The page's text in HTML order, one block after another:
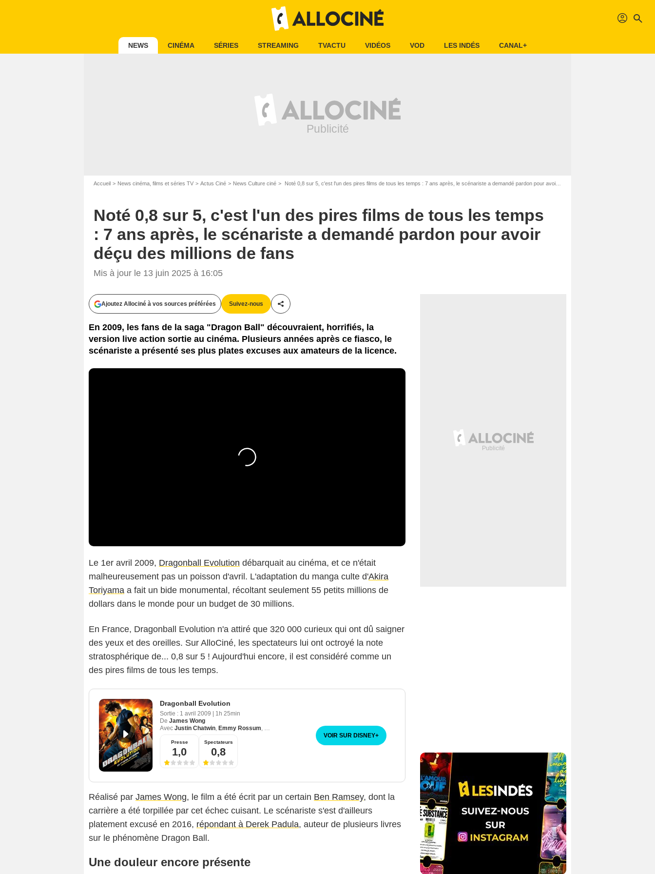
profil search
NEWS CINÉMA SÉRIES STREAMING TVACTU VIDÉOS VOD LES INDÉS CANAL+
Accueil News cinéma, films et séries TV Actus Ciné News Culture ciné Noté 0,8 sur 5, c'est l'un des pires films de tous les temps : 7 ans après, le scénariste a demandé pardon pour avoir déçu des millions de fans
Noté 0,8 sur 5, c'est l'un des pires films de tous les temps
: 7 ans après, le scénariste a demandé pardon pour avoir
déçu des millions de fans
Mis à jour le 13 juin 2025 à 16:05
Ajoutez Allociné à vos sources préférées Suivez-nous
Partager cet article
En 2009, les fans de la saga "Dragon Ball" découvraient, horrifiés, la
version live action sortie au cinéma. Plusieurs années après ce fiasco, le
scénariste a présenté ses plus plates excuses aux amateurs de la licence.
Le 1er avril 2009, Dragonball Evolution débarquait au cinéma, et ce n'était
malheureusement pas un poisson d'avril. L'adaptation du manga culte d'Akira
Toriyama a fait un bide monumental, récoltant seulement 55 petits millions de
dollars dans le monde pour un budget de 30 millions.
En France, Dragonball Evolution n'a attiré que 320 000 curieux qui ont dû saigner
des yeux et des oreilles. Sur AlloCiné, les spectateurs lui ont octroyé la note
stratosphérique de... 0,8 sur 5 ! Aujourd'hui encore, il est considéré comme un
des pires films de tous les temps.
Dragonball Evolution
Sortie : 1 avril 2009
1h 25min
De James Wong
Avec Justin Chatwin, Emmy Rossum, Jamie Chung
Presse
1,0
Spectateurs
0,8
VOIR SUR DISNEY+
Réalisé par James Wong, le film a été écrit par un certain Ben Ramsey, dont la
carrière a été torpillée par cet échec cuisant. Le scénariste s'est d'ailleurs
platement excusé en 2016, répondant à Derek Padula, auteur de plusieurs livres
sur le phénomène Dragon Ball.
Une douleur encore présente